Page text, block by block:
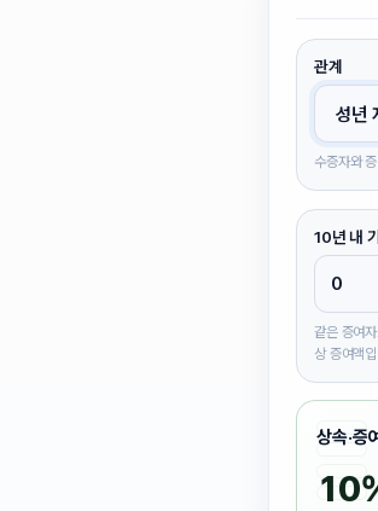
관계
수증자와
10년 내
같은 증여
상 증여액
상속·증